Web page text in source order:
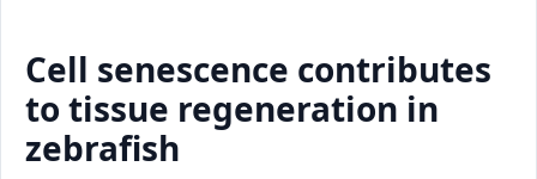
Cell senescence contributes
to tissue regeneration in
zebrafish